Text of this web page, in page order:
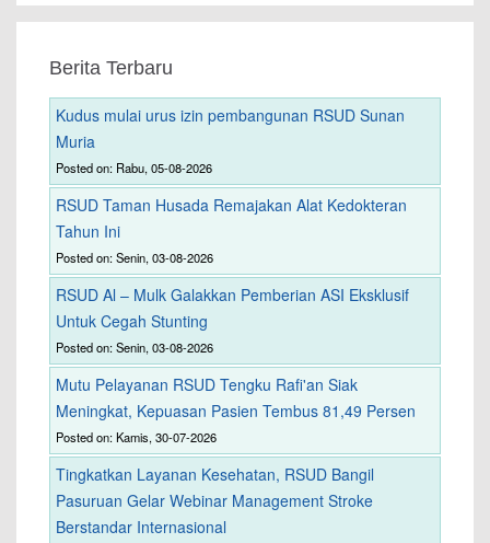
Berita Terbaru
Kudus mulai urus izin pembangunan RSUD Sunan
Muria
Posted on: Rabu, 05-08-2026
RSUD Taman Husada Remajakan Alat Kedokteran
Tahun Ini
Posted on: Senin, 03-08-2026
RSUD Al – Mulk Galakkan Pemberian ASI Eksklusif
Untuk Cegah Stunting
Posted on: Senin, 03-08-2026
Mutu Pelayanan RSUD Tengku Rafi'an Siak
Meningkat, Kepuasan Pasien Tembus 81,49 Persen
Posted on: Kamis, 30-07-2026
Tingkatkan Layanan Kesehatan, RSUD Bangil
Pasuruan Gelar Webinar Management Stroke
Berstandar Internasional